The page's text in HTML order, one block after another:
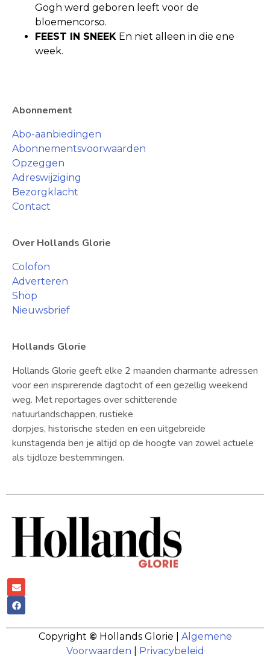
Gogh werd geboren leeft voor de
bloemencorso.
FEEST IN SNEEK En niet alleen in die ene
week.
Abonnement
Abo-aanbiedingen
Abonnementsvoorwaarden
Opzeggen
Adreswijziging
Bezorgklacht
Contact
Over Hollands Glorie
Colofon
Adverteren
Shop
Nieuwsbrief
Hollands Glorie
Hollands Glorie geeft elke 2 maanden charmante adressen
voor een inspirerende dagtocht of een gezellig weekend
weg. Met reportages over schitterende
natuurlandschappen, rustieke
dorpjes, historische steden en een uitgebreide
kunstagenda ben je altijd op de hoogte van zowel actuele
als tijdloze bestemmingen.
Copyright © Hollands Glorie | Algemene
Voorwaarden
Privacybeleid